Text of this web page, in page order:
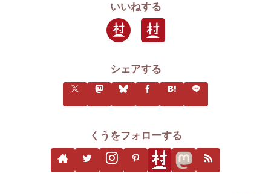
いいねする
シェアする
くうをフォローする